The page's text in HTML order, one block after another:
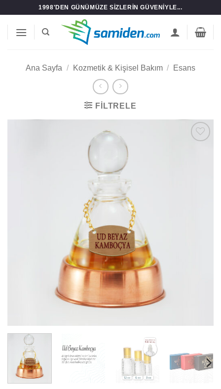
1998'DEN GÜNÜMÜZE SIZLERIN GÜVENIYLE...
Ana Sayfa / Kozmetik & Kişisel Bakım / Esans
FILTRELE